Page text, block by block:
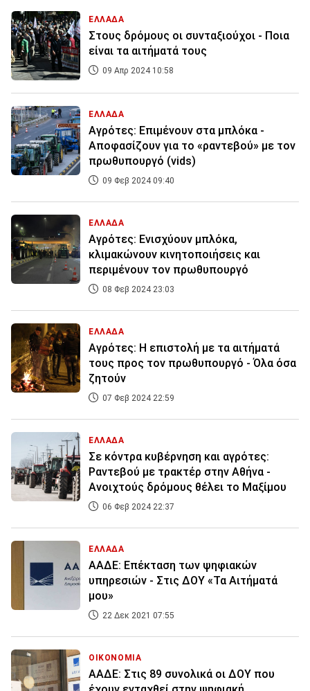
ΕΛΛΑΔΑ
Στους δρόμους οι συνταξιούχοι - Ποια
είναι τα αιτήματά τους
09 Απρ 2024 10:58
ΕΛΛΑΔΑ
Αγρότες: Επιμένουν στα μπλόκα -
Αποφασίζουν για το «ραντεβού» με τον
πρωθυπουργό (vids)
09 Φεβ 2024 09:40
ΕΛΛΑΔΑ
Αγρότες: Ενισχύουν μπλόκα,
κλιμακώνουν κινητοποιήσεις και
περιμένουν τον πρωθυπουργό
08 Φεβ 2024 23:03
ΕΛΛΑΔΑ
Αγρότες: Η επιστολή με τα αιτήματά
τους προς τον πρωθυπουργό - Όλα όσα
ζητούν
07 Φεβ 2024 22:59
ΕΛΛΑΔΑ
Σε κόντρα κυβέρνηση και αγρότες:
Ραντεβού με τρακτέρ στην Αθήνα -
Ανοιχτούς δρόμους θέλει το Μαξίμου
06 Φεβ 2024 22:37
ΕΛΛΑΔΑ
ΑΑΔΕ: Επέκταση των ψηφιακών
υπηρεσιών - Στις ΔΟΥ «Τα Αιτήματά
μου»
22 Δεκ 2021 07:55
ΟΙΚΟΝΟΜΙΑ
ΑΑΔΕ: Στις 89 συνολικά οι ΔΟΥ που